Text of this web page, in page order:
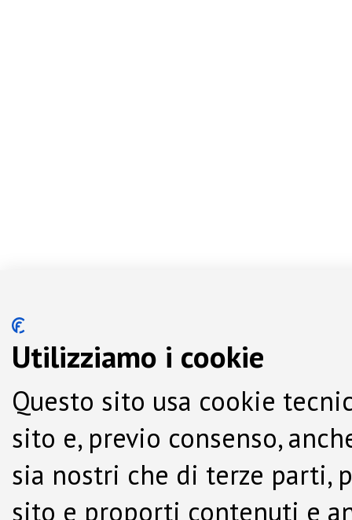
Utilizziamo i cookie
Questo sito usa cookie
sito e, previo consenso,
sia nostri che di terze parti,
sito e proporti contenuti e